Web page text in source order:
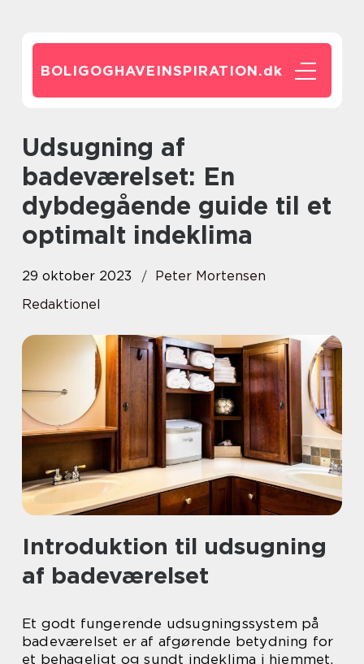
BOLIGOGHAVEINSPIRATION.dk
Udsugning af
badeværelset: En
dybdegående guide til et
optimalt indeklima
29 oktober 2023
Peter Mortensen
Redaktionel
Introduktion til udsugning
af badeværelset
Et godt fungerende udsugningssystem på
badeværelset er af afgørende betydning for
et behageligt og sundt indeklima i hjemmet.